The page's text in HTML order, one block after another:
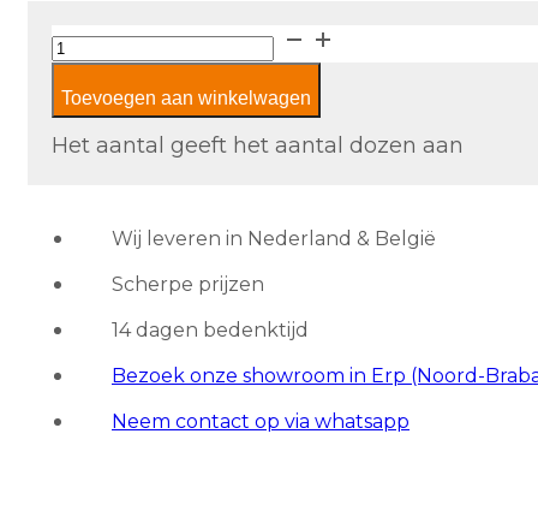
Unicom
Reverie
Decor
15
Toevoegen aan winkelwagen
Het aantal geeft het aantal dozen aan
Wij leveren in Nederland & België
Scherpe prijzen
14 dagen bedenktijd
Bezoek onze showroom in Erp (Noord-
Neem contact op via whatsapp